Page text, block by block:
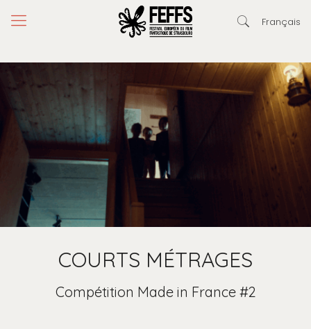
Français
COURTS MÉTRAGES
Compétition Made in France #2